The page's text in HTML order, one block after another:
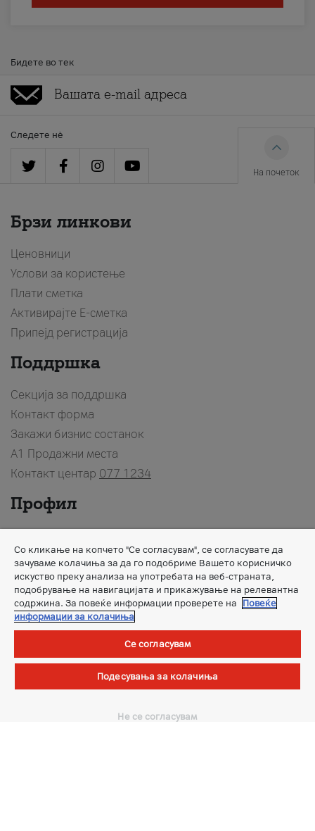
Бидете во тек
Следете нè
На почеток
Брзи линкови
Ценовници
Услови за користење
Плати сметка
Активирајте Е-сметка
Припејд регистрација
Поддршка
Секција за поддршка
Контакт форма
Закажи бизнис состанок
A1 Продажни места
Контакт центар 077 1234
Профил
Новости
А1 Групација
Кариера
Заштита на лични податоци
Мобилна апликација
Единствено преку бесплатната мобилна апликација
Мојот A1имате пристап до сите важни информации
за Вашите A1 услуги, во било кое време.
Со кликање на копчето "Се согласувам", се согласувате да
зачуваме колачиња за да го подобриме Вашето корисничко
искуство преку анализа на употребата на веб-страната,
подобрување на навигацијата и прикажување на релевантна
содржина. За повеќе информации проверете на
Повеќе
информации за колачиња
Се согласувам
Не се согласувам
Подесувања за колачиња